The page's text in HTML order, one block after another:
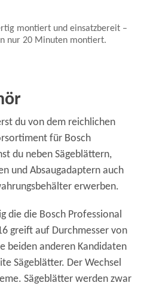
montiert und einsatzbereit –
nur 20 Minuten montiert.
du von dem reichlichen
für Bosch
du neben Sägeblättern,
und Absaugadaptern auch
erwerben.
die die Bosch Professional
greift auf Durchmesser von
beiden anderen Kandidaten
Sägeblätter. Der Wechsel
Sägeblätter werden zwar